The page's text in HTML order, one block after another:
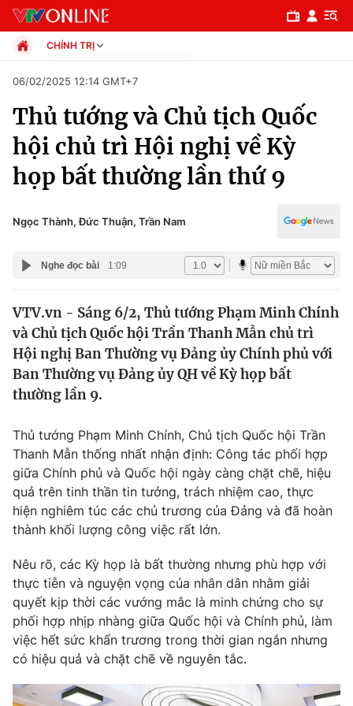
Chuyên mục
Chính trị
Thế giới
Tin tức
Thế giới đó đây
Câu chuyện quốc tế
Kinh tế
Thị trường
Góc doanh nghiệp
Dữ liệu và đời sống
Truyền hình
Phim VTV
Nhân vật
Khán giả
Giải sao mai
Giải trí
Điện ảnh
Âm nhạc
Sao
Đời sống
Du lịch
Làm đẹp
Chất lượng cuộc sống
Giáo dục
Tuyển sinh
Công nghệ
Hitech Công nghệ tương lai
CHÍNH TRỊ
Xã hội
Pháp luật
Thể thao
Truyền hình
Đời sống
Giáo dục
06/02/2025 12:14 GMT+7
Thủ tướng và Chủ tịch Quốc
hội chủ trì Hội nghị về Kỳ
họp bất thường lần thứ 9
Ngọc Thành, Đức Thuận, Trần Nam
Nghe đọc bài 1:09
VTV.vn - Sáng 6/2, Thủ tướng Phạm Minh Chính
và Chủ tịch Quốc hội Trần Thanh Mẫn chủ trì
Hội nghị Ban Thường vụ Đảng ủy Chính phủ với
Ban Thường vụ Đảng ủy QH về Kỳ họp bất
thường lần 9.
Thủ tướng Phạm Minh Chính, Chủ tịch Quốc hội Trần
Thanh Mẫn thống nhất nhận định: Công tác phối hợp
giữa Chính phủ và Quốc hội ngày càng chặt chẽ, hiệu
quả trên tinh thần tin tưởng, trách nhiệm cao, thực
hiện nghiêm túc các chủ trương của Đảng và đã hoàn
thành khối lượng công việc rất lớn.
Nêu rõ, các Kỳ họp là bất thường nhưng phù hợp với
thực tiễn và nguyện vọng của nhân dân nhằm giải
quyết kịp thời các vướng mắc là minh chứng cho sự
phối hợp nhịp nhàng giữa Quốc hội và Chính phủ, làm
việc hết sức khẩn trương trong thời gian ngắn nhưng
có hiệu quả và chặt chẽ về nguyên tắc.